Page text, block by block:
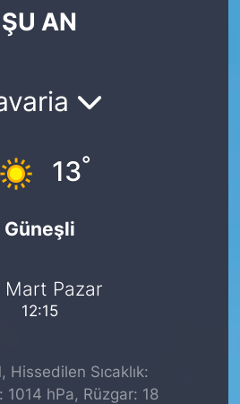
ŞU AN
13°
Güneşli
Mart Pazar
12:15
Hissedilen Sıcaklık:
1014 hPa, Rüzgar: 18